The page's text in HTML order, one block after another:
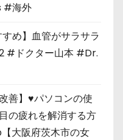
#海外
すめ】血管がサラサラ
#ドクター山本 #Dr.
善】♥パソコンの使
の疲れを解消する方
大阪府茨木市の女